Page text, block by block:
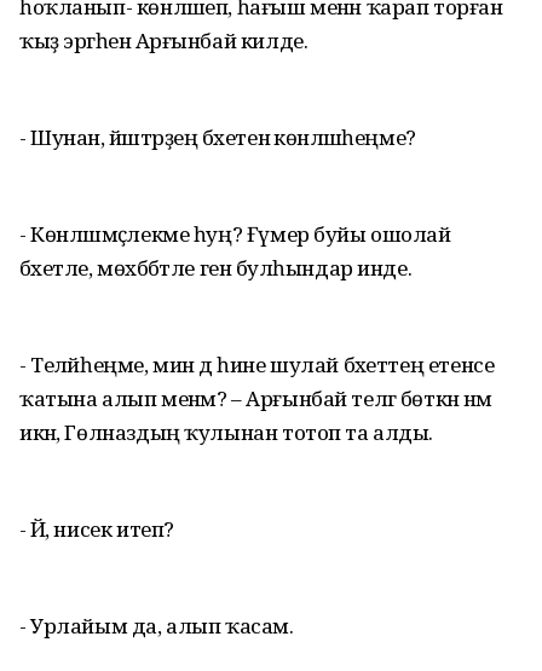
һоҡланып- көнләшеп, һағыш менән ҡарап торған
ҡыҙ эргәһенә Арғынбай килде.
- Шунан, йәштәрҙең бәхетенә көнләшәһеңме?
- Көнләшмәҫлекме һуң? Ғүмер буйы ошолай
бәхетле, мөхәббәтле генә булһындар инде.
- Теләйһеңме, мин дә һине шулай бәхеттең етенсе
ҡатына алып менәм? – Арғынбай телгә бөткән нәмә
икән, Гөлназдың ҡулынан тотоп та алды.
- Йә, нисек итеп?
- Урлайым да, алып ҡасам.